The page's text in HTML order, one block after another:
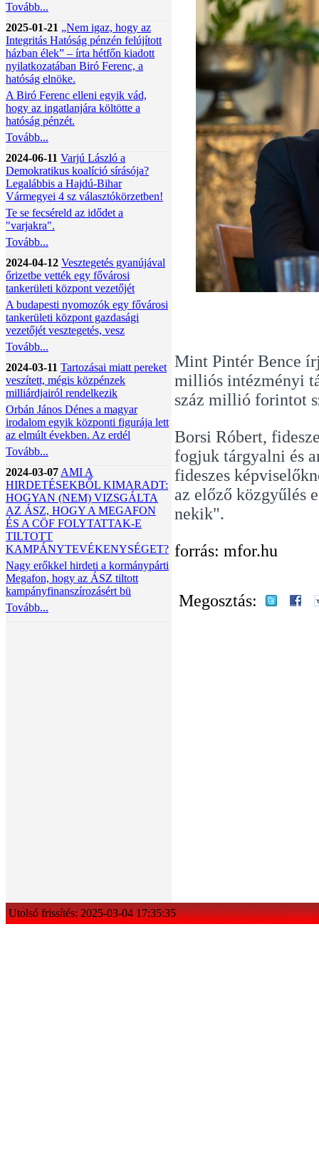
Tovább...
2025-01-21 „Nem igaz, hogy az
Integritás Hatóság pénzén felújított
házban élek” – írta hétfőn kiadott
nyilatkozatában Biró Ferenc, a
hatóság elnöke.
A Biró Ferenc elleni egyik vád,
hogy az ingatlanjára költötte a
hatóság pénzét.
Tovább...
2024-06-11 Varjú László a
Demokratikus koalíció sírásója?
Legalábbis a Hajdú-Bihar
Vármegyei 4 sz választókörzetben!
Te se fecséreld az idődet a
"varjakra".
Tovább...
2024-04-12 Vesztegetés gyanújával
őrizetbe vették egy fővárosi
tankerületi központ vezetőjét
A budapesti nyomozók egy fővárosi
tankerületi központ gazdasági
vezetőjét vesztegetés, vesz
Tovább...
2024-03-11 Tartozásai miatt pereket
veszített, mégis közpénzek
milliárdjairól rendelkezik
Orbán János Dénes a magyar
irodalom egyik központi figurája lett
az elmúlt években. Az erdél
Tovább...
2024-03-07 AMI A
HIRDETÉSEKBŐL KIMARADT:
HOGYAN (NEM) VIZSGÁLTA
AZ ÁSZ, HOGY A MEGAFON
ÉS A CÖF FOLYTATTAK-E
TILTOTT
KAMPÁNYTEVÉKENYSÉGET?
Nagy erőkkel hirdeti a kormánypárti
Megafon, hogy az ÁSZ tiltott
kampányfinanszírozásért bü
Tovább...
Mint Pintér Bence
milliós intézményi
száz millió forintot
Borsi Róbert,
fogjuk tárgyalni és
fideszes
az előző közgyűlés
nekik".
forrás: mfor.hu
Megosztás:
Utolsó frissítés: 2025-03-04 17:35:35